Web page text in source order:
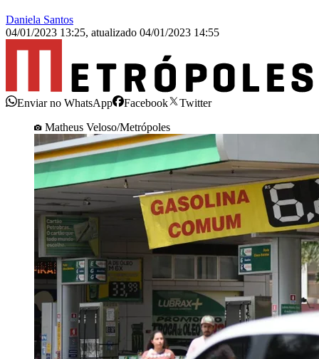
Daniela Santos
04/01/2023 13:25, atualizado 04/01/2023 14:55
Enviar no WhatsApp Facebook
Twitter
Matheus Veloso/Metrópoles